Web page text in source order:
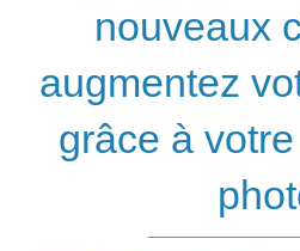
nouveaux
augmentez
grâce à